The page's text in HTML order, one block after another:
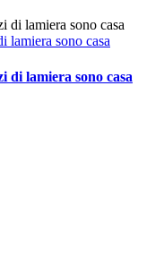
lamiera sono casa
di lamiera sono casa